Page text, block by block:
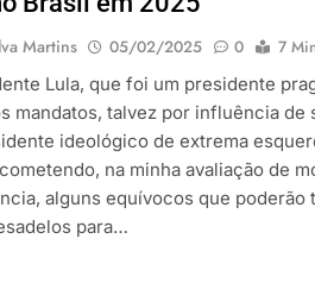
Martins 05/02/2025 0
7
Lula, que foi um presidente
mandatos, talvez por influência de
ideológico de extrema
na minha avaliação de
alguns equívocos que poderão
para…